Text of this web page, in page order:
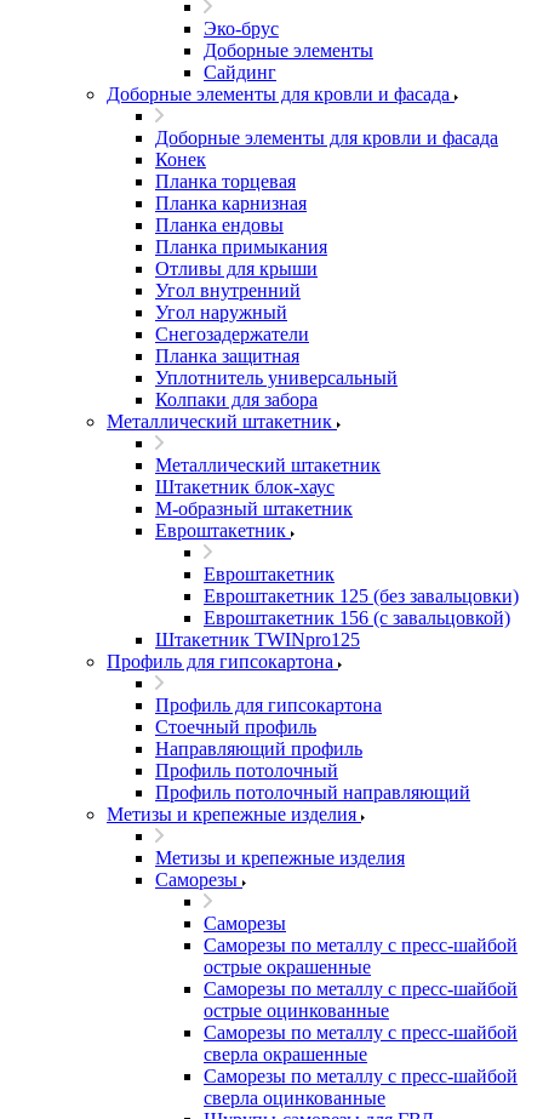
Эко-брус
Доборные элементы
Сайдинг
Доборные элементы для кровли и фасада
Доборные элементы для кровли и фасада
Конек
Планка торцевая
Планка карнизная
Планка ендовы
Планка примыкания
Отливы для крыши
Угол внутренний
Угол наружный
Снегозадержатели
Планка защитная
Уплотнитель универсальный
Колпаки для забора
Металлический штакетник
Металлический штакетник
Штакетник блок-хаус
М-образный штакетник
Евроштакетник
Евроштакетник
Евроштакетник 125 (без завальцовки)
Евроштакетник 156 (с завальцовкой)
Штакетник TWINpro125
Профиль для гипсокартона
Профиль для гипсокартона
Стоечный профиль
Направляющий профиль
Профиль потолочный
Профиль потолочный направляющий
Метизы и крепежные изделия
Метизы и крепежные изделия
Саморезы
Саморезы
Саморезы по металлу с пресс-шайбой
острые окрашенные
Саморезы по металлу с пресс-шайбой
острые оцинкованные
Саморезы по металлу с пресс-шайбой
сверла окрашенные
Саморезы по металлу с пресс-шайбой
сверла оцинкованные